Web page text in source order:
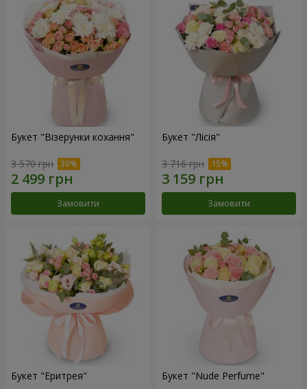
Букет "Візерунки кохання"
3 570 грн
Замовити
Букет "Лісія"
3 716 грн
Замовити
Букет "Еритрея" Букет "Nude Perfume"